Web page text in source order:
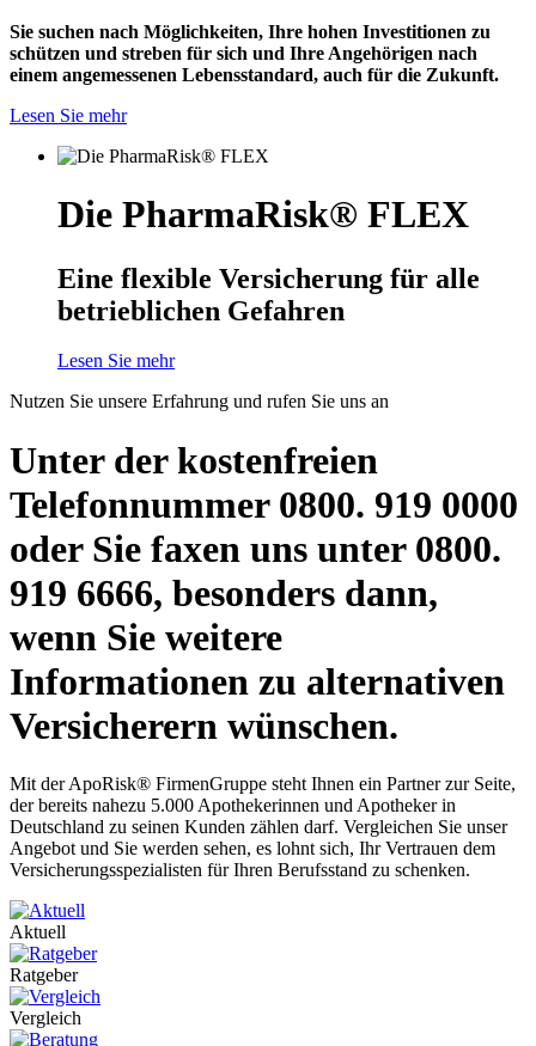
Sie suchen nach Möglichkeiten, Ihre hohen Investitionen zu
schützen und streben für sich und Ihre Angehörigen nach
einem angemessenen Lebensstandard, auch für die Zukunft.
Lesen Sie mehr
Die PharmaRisk® FLEX
Eine flexible Versicherung für alle
betrieblichen Gefahren
Lesen Sie mehr
Nutzen Sie unsere Erfahrung und rufen Sie uns an
Unter der kostenfreien
Telefonnummer 0800. 919 0000
oder Sie faxen uns unter 0800.
919 6666, besonders dann,
wenn Sie weitere
Informationen zu alternativen
Versicherern wünschen.
Mit der ApoRisk® FirmenGruppe steht Ihnen ein Partner zur Seite,
der bereits nahezu 5.000 Apothekerinnen und Apotheker in
Deutschland zu seinen Kunden zählen darf. Vergleichen Sie unser
Angebot und Sie werden sehen, es lohnt sich, Ihr Vertrauen dem
Versicherungsspezialisten für Ihren Berufsstand zu schenken.
Aktuell
Ratgeber
Vergleich